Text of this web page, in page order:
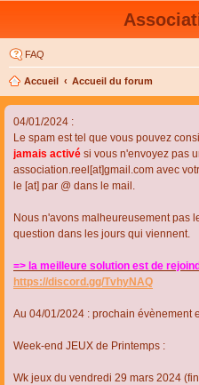
FAQ
Accueil Accueil du forum
04/01/2024 :
Le spam est tel que vous pouvez
jamais activé si vous n'envoyez pas
association.reel[at]gmail.com avec
le [at] par @ dans le mail.
Nous n'avons malheureusement pas
question dans les jours qui viennent.
=> la meilleure solution est de
https://discord.gg/TvhyNAQ
Au 04/01/2024 : prochain évènement
Week-end JEUX de Printemps :
Wk jeux du vendredi 29 mars 2024